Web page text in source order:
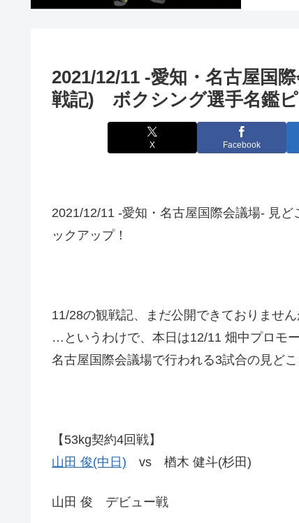
2021/12/11 -愛知・名古屋国
戦記) ボクシング選手名鑑ピ
X Facebook
2021/12/11 -愛知・名古屋国際会議場- 見
ックアップ！
11/28の観戦記、まだ公開できておりませ
…というわけで、本日は12/11 畑中プロモ
名古屋国際会議場で行われる3試合の見どこ
【53kg契約4回戦】
山田 俊(中日) vs 楢木 健斗(杉田)
山田 俊 デビュー戦